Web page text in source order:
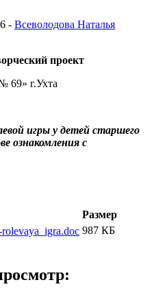
- Всеволодова Наталья
проект
г.Ухта
игры у детей старшего
ознакомления с
Размер
987 КБ